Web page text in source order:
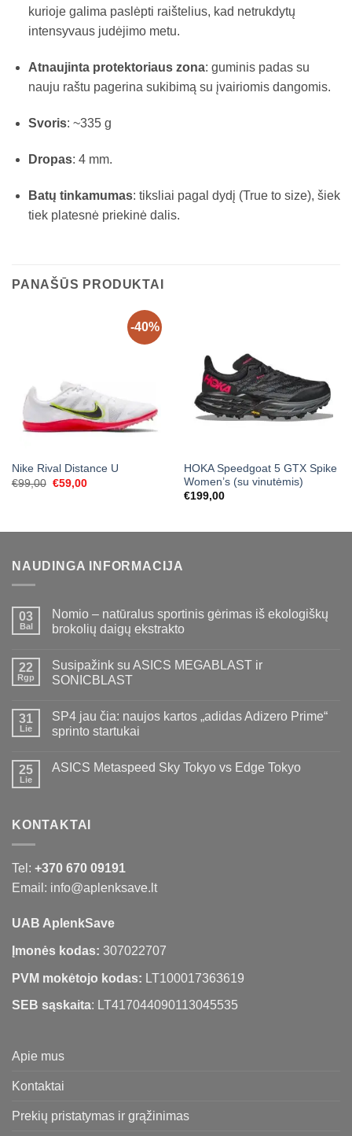
kurioje galima paslėpti raištelius, kad netrukdytų
intensyvaus judėjimo metu.
Atnaujinta protektoriaus zona: guminis padas su
nauju raštu pagerina sukibimą su įvairiomis dangomis.
Svoris: ~335 g
Dropas: 4 mm.
Batų tinkamumas: tiksliai pagal dydį (True to size), šiek
tiek platesnė priekinė dalis.
PANAŠŪS PRODUKTAI
-40%
Nike Rival Distance U
€99,00 Original
price
€59,00Current
HOKA Speedgoat 5 GTX Spike
Women’s (su vinutėmis)
€199,00
NAUDINGA INFORMACIJA
03
Bal
Nomio – natūralus sportinis gėrimas iš ekologiškų
brokolių daigų ekstrakto
22
Rgp
Susipažink su ASICS MEGABLAST ir
SONICBLAST
31
Lie
SP4 jau čia: naujos kartos „adidas Adizero Prime“
sprinto startukai
25
Lie
ASICS Metaspeed Sky Tokyo vs Edge Tokyo
KONTAKTAI
Tel: +370 670 09191
Email: info@aplenksave.lt
UAB AplenkSave
Įmonės kodas: 307022707
PVM mokėtojo kodas: LT100017363619
SEB sąskaita: LT417044090113045535
Apie mus
Kontaktai
Prekių pristatymas ir grąžinimas